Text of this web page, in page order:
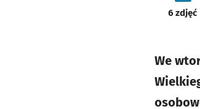
galeria
6 zdjęć
We